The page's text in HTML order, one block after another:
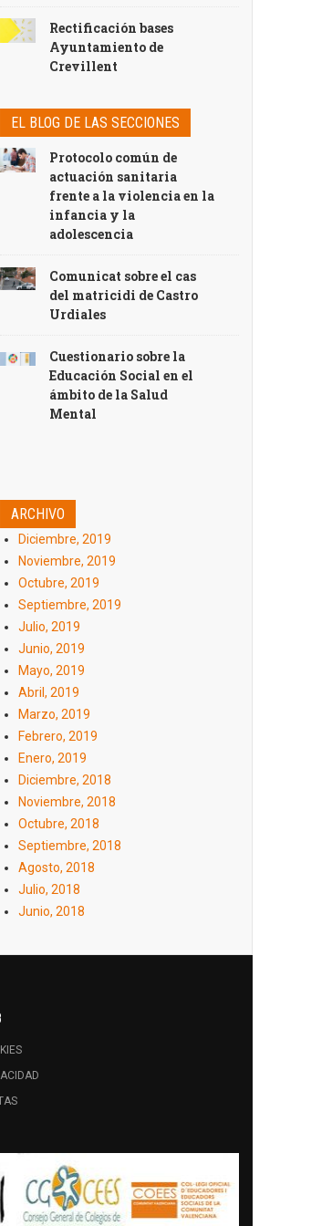
Rectificación bases
Ayuntamiento de
Crevillent
EL BLOG DE LAS SECCIONES
Protocolo común de
actuación sanitaria
frente a la violencia en la
infancia y la
adolescencia
Comunicat sobre el cas
del matricidi de Castro
Urdiales
Cuestionario sobre la
Educación Social en el
ámbito de la Salud
Mental
ARCHIVO
Diciembre, 2019
Noviembre, 2019
Octubre, 2019
Septiembre, 2019
Julio, 2019
Junio, 2019
Mayo, 2019
Abril, 2019
Marzo, 2019
Febrero, 2019
Enero, 2019
Diciembre, 2018
Noviembre, 2018
Octubre, 2018
Septiembre, 2018
Agosto, 2018
Julio, 2018
Junio, 2018